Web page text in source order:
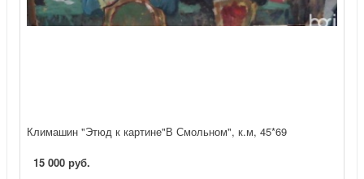
Климашин "Этюд к картине"В Смольном", к.м, 45*69
15 000 руб.